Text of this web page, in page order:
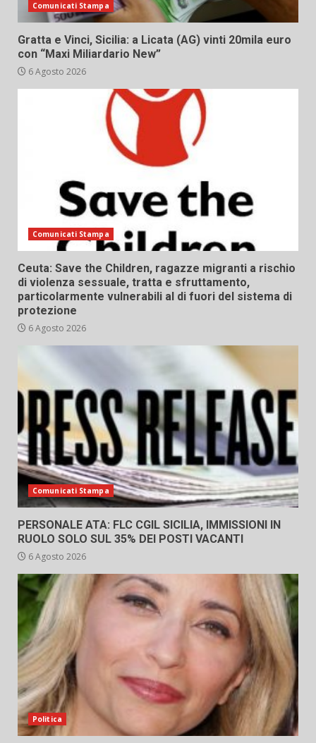
Comunicati Stampa
Gratta e Vinci, Sicilia: a Licata (AG) vinti 20mila euro
con “Maxi Miliardario New”
6 Agosto 2026
Comunicati Stampa
Ceuta: Save the Children, ragazze migranti a rischio
di violenza sessuale, tratta e sfruttamento,
particolarmente vulnerabili al di fuori del sistema di
protezione
6 Agosto 2026
Comunicati Stampa
PERSONALE ATA: FLC CGIL SICILIA, IMMISSIONI IN
RUOLO SOLO SUL 35% DEI POSTI VACANTI
6 Agosto 2026
Politica